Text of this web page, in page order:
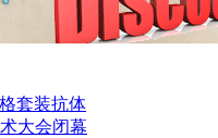
套装抗体
大会闭幕